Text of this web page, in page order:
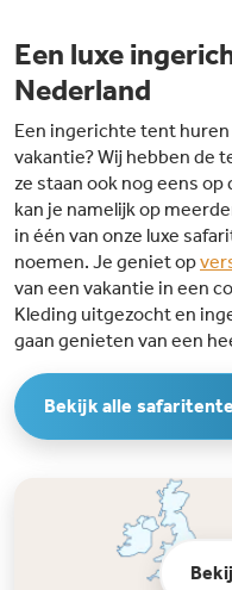
Een luxe
Nederland
Een ingerichte tent
vakantie? Wij hebben de
ze staan ook nog eens
kan je namelijk op
in één van onze luxe
noemen. Je geniet op
van een vakantie in een
Kleding uitgezocht en
gaan genieten van een
Bekijk alle